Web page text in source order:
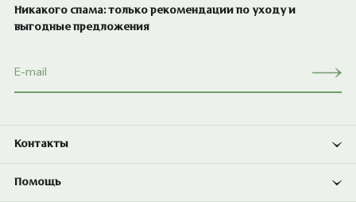
Никакого спама: только рекомендации по уходу и
выгодные предложения
Контакты
Помощь